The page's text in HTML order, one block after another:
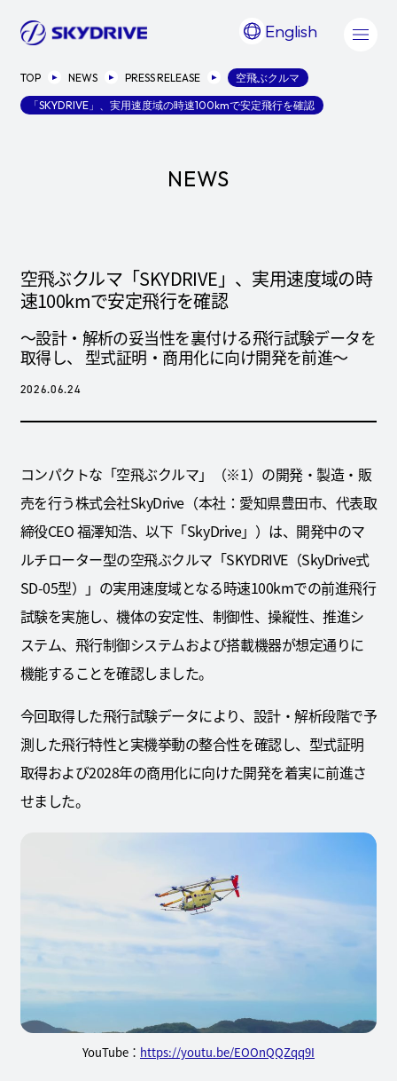
English
TOP NEWS PRESS RELEASE 空飛ぶクルマ
「SKYDRIVE」、実用速度域の時速100kmで安定飛行を確認
NEWS
空飛ぶクルマ「SKYDRIVE」、実用速度域の時
速100kmで安定飛行を確認
～設計・解析の妥当性を裏付ける飛行試験データを
取得し、 型式証明・商用化に向け開発を前進～
2026.06.24
コンパクトな「空飛ぶクルマ」（※1）の開発・製造・販
売を行う株式会社SkyDrive（本社：愛知県豊田市、代表取
締役CEO 福澤知浩、以下「SkyDrive」）は、開発中のマ
ルチローター型の空飛ぶクルマ「SKYDRIVE（SkyDrive式
SD-05型）」の実用速度域となる時速100kmでの前進飛行
試験を実施し、機体の安定性、制御性、操縦性、推進シ
ステム、飛行制御システムおよび搭載機器が想定通りに
機能することを確認しました。
今回取得した飛行試験データにより、設計・解析段階で予
測した飛行特性と実機挙動の整合性を確認し、型式証明
取得および2028年の商用化に向けた開発を着実に前進さ
せました。
YouTube： https://youtu.be/EOOnQQZqq9I